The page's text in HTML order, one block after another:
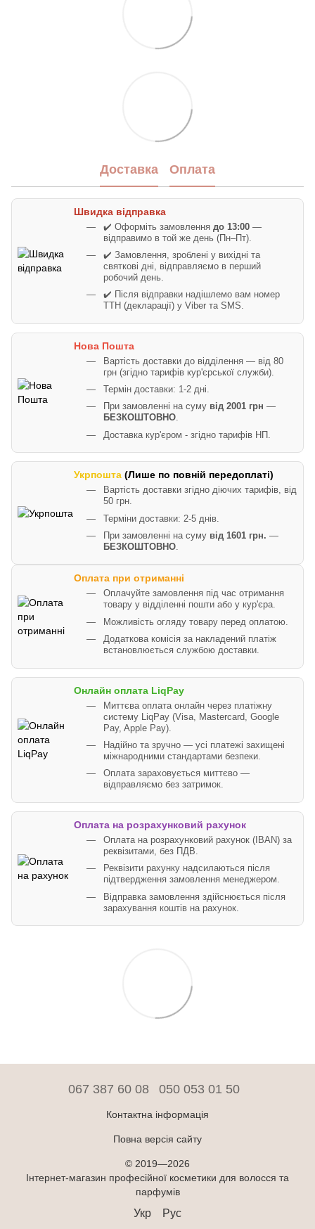
Доставка Оплата
Швидка відправка
✔️ Оформіть замовлення до 13:00 —
відправимо в той же день (Пн–Пт).
✔️ Замовлення, зроблені у вихідні та
святкові дні, відправляємо в перший
робочий день.
✔️ Після відправки надішлемо вам номер
ТТН (декларації) у Viber та SMS.
Нова Пошта
Вартість доставки до відділення — від 80
грн (згідно тарифів кур'єрської служби).
Термін доставки: 1-2 дні.
При замовленні на суму від 2001 грн —
БЕЗКОШТОВНО.
Доставка кур'єром - згідно тарифів НП.
Укрпошта (Лише по повній передоплаті)
Вартість доставки згідно діючих тарифів, від
50 грн.
Терміни доставки: 2-5 днів.
При замовленні на суму від 1601 грн. —
БЕЗКОШТОВНО.
Оплата при отриманні
Оплачуйте замовлення під час отримання
товару у відділенні пошти або у кур'єра.
Можливість огляду товару перед оплатою.
Додаткова комісія за накладений платіж
встановлюється службою доставки.
Онлайн оплата LiqPay
Миттєва оплата онлайн через платіжну
систему LiqPay (Visa, Mastercard, Google
Pay, Apple Pay).
Надійно та зручно — усі платежі захищені
міжнародними стандартами безпеки.
Оплата зараховується миттєво —
відправляємо без затримок.
Оплата на розрахунковий рахунок
Оплата на розрахунковий рахунок (IBAN) за
реквізитами, без ПДВ.
Реквізити рахунку надсилаються після
підтвердження замовлення менеджером.
Відправка замовлення здійснюється після
зарахування коштів на рахунок.
067 387 60 08 050 053 01 50
Контактна інформація
Повна версія сайту
© 2019—2026
Інтернет-магазин професійної косметики для волосся та
парфумів
Укр Рус